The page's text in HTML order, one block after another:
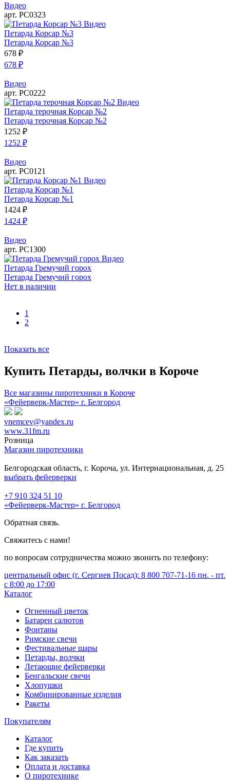
Видео
арт. РС0323
Видео
Петарда Корсар №3
Петарда Корсар №3
678 ₽
678 ₽
Видео
арт. РС0222
Видео
Петарда терочная Корсар №2
Петарда терочная Корсар №2
1252 ₽
1252 ₽
Видео
арт. РС0121
Видео
Петарда Корсар №1
Петарда Корсар №1
1424 ₽
1424 ₽
Видео
арт. РС1300
Видео
Петарда Гремучий горох
Петарда Гремучий горох
Нет в наличии
1
2
Показать все
Купить Петарды, волчки в Короче
Все магазины пиротехники в Короче
«Фейерверк-Мастер» г. Белгород
vnemcev@yandex.ru
www.31fm.ru
Розница
Магазин пиротехники
Белгородская область, г. Короча, ул. Интернациональная, д. 25
выбрать фейерверки
+7 910 324 51 10
«Фейерверк-Мастер» г. Белгород
Обратная связь.
Свяжитесь с нами!
по вопросам сотрудничества можно звонить по телефону:
центральный офис (г. Сергиев Посад): 8 800 707-71-16 пн. - пт.
с 8:00 до 17:00
Каталог
Огненный цветок
Батареи салютов
Фонтаны
Римские свечи
Фестивальные шары
Петарды, волчки
Летающие фейерверки
Бенгальские свечи
Хлопушки
Комбинированные изделия
Ракеты
Покупателям
Каталог
Где купить
Как заказать
Оплата и доставка
О пиротехнике